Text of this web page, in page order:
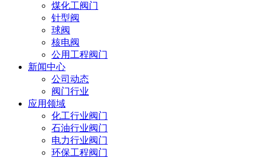
煤化工阀门
针型阀
球阀
核电阀
公用工程阀门
新闻中心
公司动态
阀门行业
应用领域
化工行业阀门
石油行业阀门
电力行业阀门
环保工程阀门